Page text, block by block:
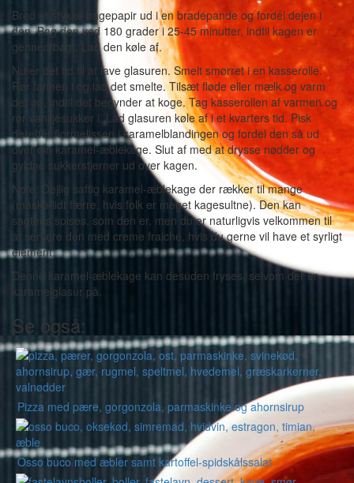
Bred et stykke bagepapir ud i en bradepande og fordel dejen i
den. Bag den ved 180 grader i 25-45 minutter, indtil kagen er
gennembagt. Lad den køle af.
Nu er det tid til at lave glasuren. Smelt smørret i en kasserolle.
Rør farinen i og lad det smelte. Tilsæt fløde eller mælk og varm
det op, indtil det begynder at koge. Tag kasserollen af varmen og
rør vaniljesukker i. Lad glasuren køle af i et kvarters tid. Pisk
derefter flormelissen i karamelblandingen og fordel den så ud
over din karamel-æblekage. Slut af med at drysse nødder og
gyldne sukkerstjerner ud over kagen.
Note: Dejlig saftig karamel-æblekage der rækker til mange
(måske lidt færre, hvis folk er meget kagesultne). Den kan
sagtens spises, som den er, men du er naturligvis velkommen til
at servere den med creme fraiche, hvis du gerne vil have et syrligt
element.
Denne karamel-æblekage kan desuden fryses, selvom der er
karamelglasur på.
Se også:
Pizza med pære, gorgonzola, parmaskinke og ahornsirup
Osso buco med æbler samt kartoffel-spidskålssalat